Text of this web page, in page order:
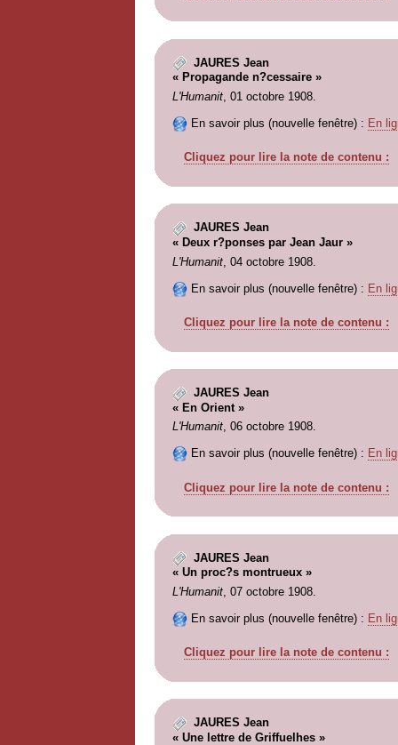
JAURES Jean
« Propagande n?cessaire »
L'Humanit, 01 octobre 1908.
En savoir plus (nouvelle fenêtre) : En
Cliquez pour lire la note de contenu :
JAURES Jean
« Deux r?ponses par Jean Jaur »
L'Humanit, 04 octobre 1908.
En savoir plus (nouvelle fenêtre) : En
Cliquez pour lire la note de contenu :
JAURES Jean
« En Orient »
L'Humanit, 06 octobre 1908.
En savoir plus (nouvelle fenêtre) : En
Cliquez pour lire la note de contenu :
JAURES Jean
« Un proc?s montrueux »
L'Humanit, 07 octobre 1908.
En savoir plus (nouvelle fenêtre) : En
Cliquez pour lire la note de contenu :
JAURES Jean
« Une lettre de Griffuelhes »